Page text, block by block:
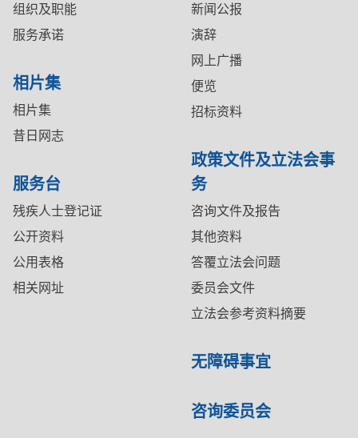
组织及职能
服务承诺
相片集
相片集
昔日网志
服务台
残疾人士登记证
公开资料
公用表格
相关网址
新闻公报
演辞
网上广播
便览
招标资料
政策文件及立法会事
务
咨询文件及报告
其他资料
答覆立法会问题
委员会文件
立法会参考资料摘要
无障碍事宜
咨询委员会